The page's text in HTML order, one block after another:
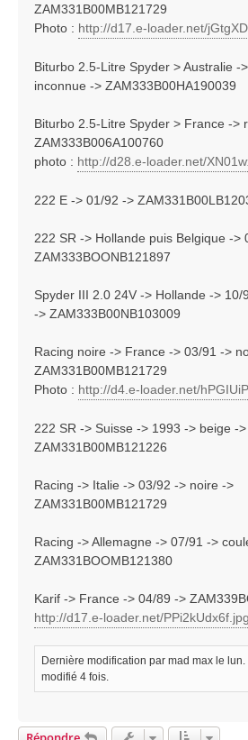
a
g
ZAM331B00MB121729
Photo : http://d17.e-loader.net/
Biturbo 2.5-Litre Spyder > Australie -
inconnue -> ZAM333B00HA190039
Biturbo 2.5-Litre Spyder > France ->
ZAM333B006A100760
photo : http://d28.e-loader.net/
222 E -> 01/92 ->
222 SR -> Hollande puis Belgique ->
ZAM333BOONB121897
Spyder III 2.0 24V -> Hollande ->
-> ZAM333B00NB103009
Racing noire -> France -> 03/91 ->
ZAM331B00MB121729
Photo : http://d4.e-loader.net/
222 SR -> Suisse -> 1993 -> beige ->
ZAM331B00MB121226
Racing -> Italie -> 03/92 -> noire ->
ZAM331B00MB121729
Racing -> Allemagne -> 07/91 ->
ZAM331BOOMB121380
Karif -> France -> 04/89 ->
http://d17.e-loader.net/PPi2kUdx6f.jpg
Dernière modification par mad max le lun.
modifié 4 fois.